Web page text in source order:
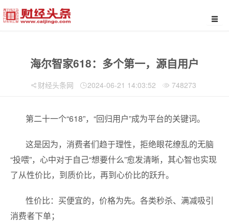
海尔智家618：多个第一，源自用户
财经头条网 2024-06-21 14:03:52 748273
第二十一个“618”，“回归用户”成为平台的关键词。
这是因为，消费者们趋于理性，拒绝眼花缭乱的无脑
“投喂”，心中对于自己“想要什么”愈发清晰，其心智也实现
了从性价比，到质价比，再到心价比的跃升。
性价比：买便宜的，价格为先。各类秒杀、满减吸引
消费者下单；